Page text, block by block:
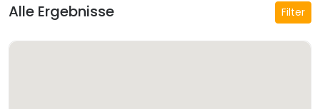
Alle Ergebnisse Filter